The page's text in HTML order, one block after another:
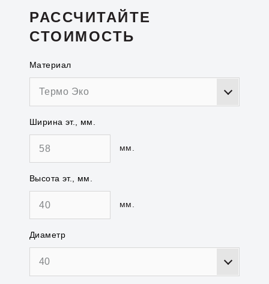
РАССЧИТАЙТЕ
СТОИМОСТЬ
Материал
Термо Эко
Ширина эт., мм.
мм.
Высота эт., мм.
мм.
Диаметр
40